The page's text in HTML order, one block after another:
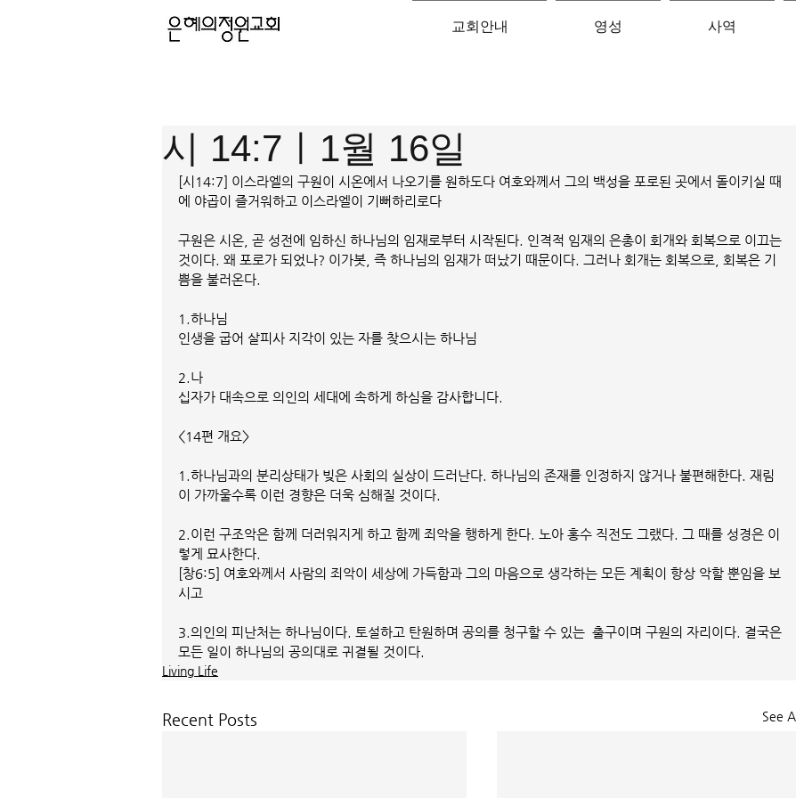
교회안내 영성 사역
시 14:7ㅣ1월 16일
[시14:7] 이스라엘의 구원이 시온에서 나오기를 원하도다 여호와께서 그의 백성을 포로된 곳에서 돌이키실 때
에 야곱이 즐거워하고 이스라엘이 기뻐하리로다
구원은 시온, 곧 성전에 임하신 하나님의 임재로부터 시작된다. 인격적 임재의 은총이 회개와 회복으로 이끄는
것이다. 왜 포로가 되었나? 이가봇, 즉 하나님의 임재가 떠났기 때문이다. 그러나 회개는 회복으로, 회복은 기
쁨을 불러온다.
1.하나님
인생을 굽어 살피사 지각이 있는 자를 찾으시는 하나님
2.나
십자가 대속으로 의인의 세대에 속하게 하심을 감사합니다.
<14편 개요>
1.하나님과의 분리상태가 빚은 사회의 실상이 드러난다. 하나님의 존재를 인정하지 않거나 불편해한다. 재림
이 가까울수록 이런 경향은 더욱 심해질 것이다.
2.이런 구조악은 함께 더러워지게 하고 함께 죄악을 행하게 한다. 노아 홍수 직전도 그랬다. 그 때를 성경은 이
렇게 묘사한다.
[창6:5] 여호와께서 사람의 죄악이 세상에 가득함과 그의 마음으로 생각하는 모든 계획이 항상 악할 뿐임을 보
시고
3.의인의 피난처는 하나님이다. 토설하고 탄원하며 공의를 청구할 수 있는  출구이며 구원의 자리이다. 결국은
모든 일이 하나님의 공의대로 귀결될 것이다.
Living Life
Recent Posts See All